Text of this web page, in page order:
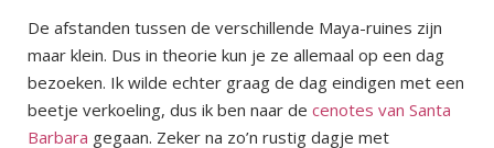
De afstanden tussen de verschillende Maya-ruines zijn
maar klein. Dus in theorie kun je ze allemaal op een dag
bezoeken. Ik wilde echter graag de dag eindigen met een
beetje verkoeling, dus ik ben naar de cenotes van Santa
Barbara gegaan. Zeker na zo’n rustig dagje met